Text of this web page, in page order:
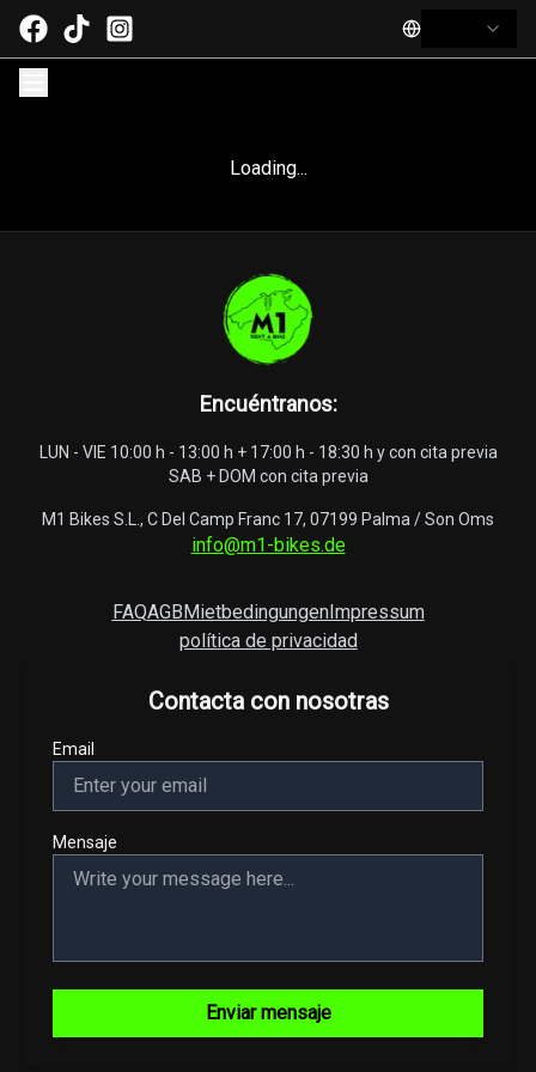
Loading...
Encuéntranos:
LUN - VIE 10:00 h - 13:00 h + 17:00 h - 18:30 h y con cita previa
SAB + DOM con cita previa
M1 Bikes S.L., C Del Camp Franc 17, 07199 Palma / Son Oms
info@m1-bikes.de
FAQAGBMietbedingungenImpressum
política de privacidad
Contacta con nosotras
Email
Mensaje
Enviar mensaje